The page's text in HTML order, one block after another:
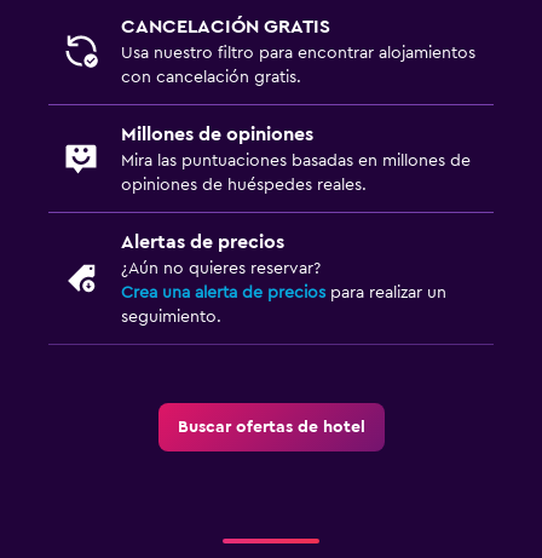
CANCELACIÓN GRATIS
Usa nuestro filtro para encontrar alojamientos
con cancelación gratis.
Millones de opiniones
Mira las puntuaciones basadas en millones de
opiniones de huéspedes reales.
Alertas de precios
¿Aún no quieres reservar?
Crea una alerta de precios para realizar un
seguimiento.
Buscar ofertas de hotel